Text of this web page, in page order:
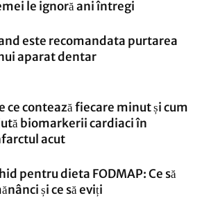
le ignoră ani întregi
este recomandata purtarea
aparat dentar
ce contează fiecare minut și cum
biomarkerii cardiaci în
acut
pentru dieta FODMAP: Ce să
și ce să eviți